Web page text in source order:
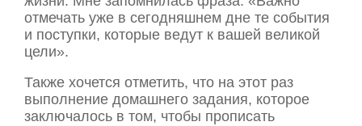
отмечать уже в сегодняшнем дне те события
и поступки, которые ведут к вашей великой
цели».
Также хочется отметить, что на этот раз
выполнение домашнего задания, которое
заключалось в том, чтобы прописать